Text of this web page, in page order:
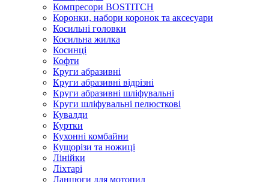
Компресори BOSTITCH
Коронки, набори коронок та аксесуари
Косильні головки
Косильна жилка
Косинці
Кофти
Круги абразивні
Круги абразивні відрізні
Круги абразивні шліфувальні
Круги шліфувальні пелюсткові
Кувалди
Куртки
Кухонні комбайни
Кущорізи та ножиці
Лінійки
Ліхтарі
Ланцюги для мотопил